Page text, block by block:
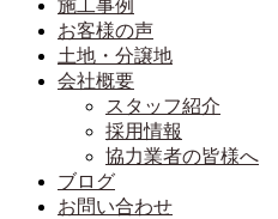
施工事例
お客様の声
土地・分譲地
会社概要
スタッフ紹介
採用情報
協力業者の皆様へ
ブログ
お問い合わせ